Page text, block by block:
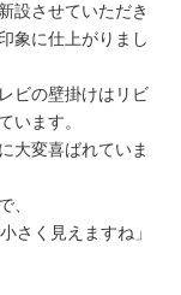
設させていただき
象に仕上がりまし
ビの壁掛けはリビ
います。
大変喜ばれていま
、
さく見えますね」